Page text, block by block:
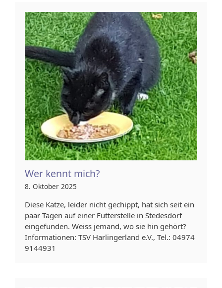
Wer kennt mich?
8. Oktober 2025
Diese Katze, leider nicht gechippt, hat sich seit ein
paar Tagen auf einer Futterstelle in Stedesdorf
eingefunden. Weiss jemand, wo sie hin gehört?
Informationen: TSV Harlingerland e.V., Tel.: 04974
9144931